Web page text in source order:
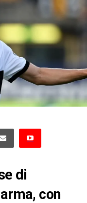
di
con